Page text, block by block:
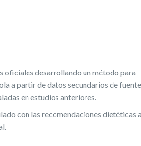
oficiales desarrollando un método para
a partir de datos secundarios de
en estudios anteriores.
con las recomendaciones dietéticas